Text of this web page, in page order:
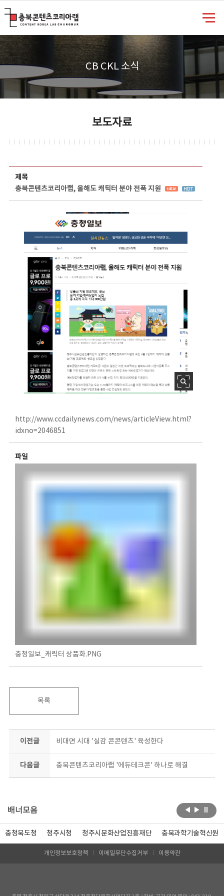
CB CKL 소식
보도자료
제목
충북콘텐츠코리아랩, 올해도 캐틱터 분야 전폭 지원
http://www.ccdailynews.com/news/articleView.html?
idxno=2046851
파일
충청일보_캐릭터 상품화.PNG
목록
이전글 비대면 시대 '실감 콘콘텐츠' 육성한다
다음글 충북콘텐츠코리아랩 '에듀테크콘' 하나로 해결
배너모음
충청북도청 청주시청 청주시문화산업진흥재단 충북과학기술혁신원
개인정보보호정책 이메일무단수집거부 이용약관